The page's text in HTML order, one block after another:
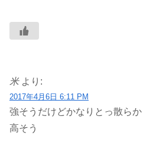
米 より:
2017年4月6日 6:11 PM
強そうだけどかなりとっ散ら
高そう